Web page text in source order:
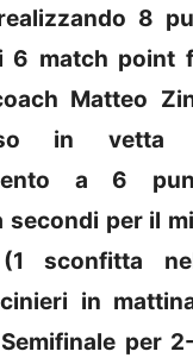
8
6 match point
Matteo
in vetta
a 6
secondi per il
sconfitta
in
per